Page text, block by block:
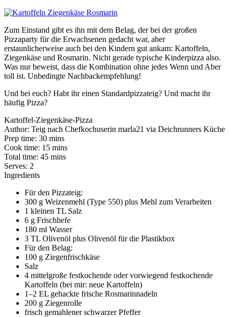
Zum Einstand gibt es ihn mit dem Belag, der bei der großen
Pizzaparty für die Erwachsenen gedacht war, aber
erstaunlicherweise auch bei den Kindern gut ankam: Kartoffeln,
Ziegenkäse und Rosmarin. Nicht gerade typische Kinderpizza also.
Was nur beweist, dass die Kombination ohne jedes Wenn und Aber
toll ist. Unbedingte Nachbackempfehlung!
Und bei euch? Habt ihr einen Standardpizzateig? Und macht ihr
häufig Pizza?
Kartoffel-Ziegenkäse-Pizza
Author: Teig nach Chefkochuserin marla21 via Deichrunners Küche
Prep time: 30 mins
Cook time: 15 mins
Total time: 45 mins
Serves: 2
Ingredients
Für den Pizzateig:
300 g Weizenmehl (Type 550) plus Mehl zum Verarbeiten
1 kleinen TL Salz
6 g Frischhefe
180 ml Wasser
3 TL Olivenöl plus Olivenöl für die Plastikbox
Für den Belag:
100 g Ziegenfrischkäse
Salz
4 mittelgroße festkochende oder vorwiegend festkochende
Kartoffeln (bei mir: neue Kartoffeln)
1–2 EL gehackte frische Rosmarinnadeln
200 g Ziegenrolle
frisch gemahlener schwarzer Pfeffer